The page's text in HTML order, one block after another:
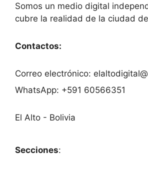
Somos un medio digital
cubre la realidad de la ciudad
Contactos:
Correo electrónico:
WhatsApp: +591 60566351
El Alto - Bolivia
Secciones: